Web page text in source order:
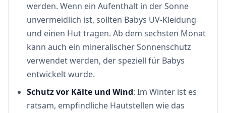
werden. Wenn ein Aufenthalt in der Sonne
unvermeidlich ist, sollten Babys UV-Kleidung
und einen Hut tragen. Ab dem sechsten Monat
kann auch ein mineralischer Sonnenschutz
verwendet werden, der speziell für Babys
entwickelt wurde.
Schutz vor Kälte und Wind: Im Winter ist es
ratsam, empfindliche Hautstellen wie das